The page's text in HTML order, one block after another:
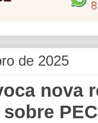
de 2025
nova